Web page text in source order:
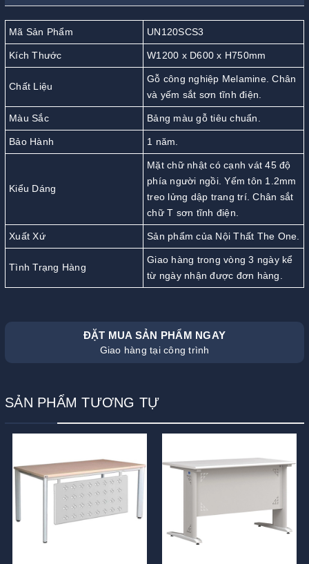
Mã Sản Phẩm UN120SCS3
Kích Thước W1200 x D600 x H750mm
Chất Liệu
Gỗ công nghiệp Melamine. Chân
và yếm sắt sơn tĩnh điện.
Màu Sắc Bảng màu gỗ tiêu chuẩn.
Bảo Hành 1 năm.
Kiểu Dáng
Mặt chữ nhật có cạnh vát 45 độ
phía người ngồi. Yếm tôn 1.2mm
treo lửng dập trang trí. Chân sắt
chữ T sơn tĩnh điện.
Xuất Xứ Sản phẩm của Nội Thất The One.
Tình Trạng Hàng
Giao hàng trong vòng 3 ngày kể
từ ngày nhận được đơn hàng.
ĐẶT MUA SẢN PHẨM NGAY
Giao hàng tại công trình
SẢN PHẨM TƯƠNG TỰ